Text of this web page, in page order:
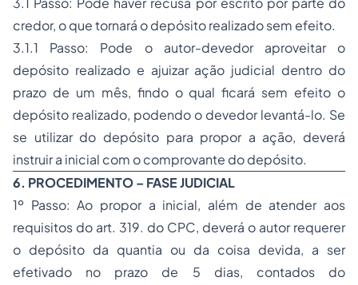
credor, o que tornará o depósito realizado sem efeito.
3.1.1 Passo: Pode o autor-devedor aproveitar o
depósito realizado e ajuizar ação judicial dentro do
prazo de um mês, findo o qual ficará sem efeito o
depósito realizado, podendo o devedor levantá-lo. Se
se utilizar do depósito para propor a ação, deverá
instruir a inicial com o comprovante do depósito.
6. PROCEDIMENTO – FASE JUDICIAL
1º Passo: Ao propor a inicial, além de atender aos
requisitos do art. 319. do CPC, deverá o autor requerer
o depósito da quantia ou da coisa devida, a ser
efetivado no prazo de 5 dias, contados do